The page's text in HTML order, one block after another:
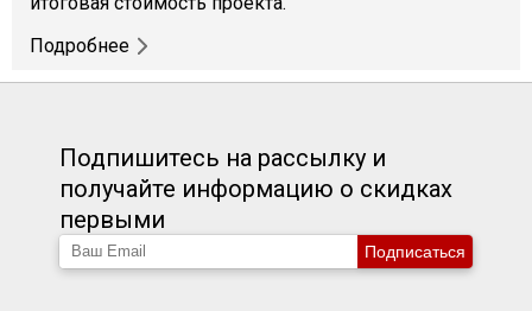
Подробнее
Подпишитесь на рассылку и
получайте информацию о скидках
первыми
Подписаться